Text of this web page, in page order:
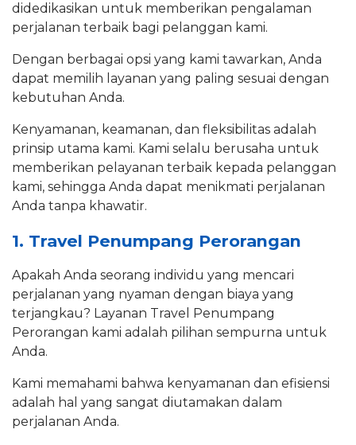
didedikasikan untuk memberikan pengalaman
perjalanan terbaik bagi pelanggan kami.
Dengan berbagai opsi yang kami tawarkan, Anda
dapat memilih layanan yang paling sesuai dengan
kebutuhan Anda.
Kenyamanan, keamanan, dan fleksibilitas adalah
prinsip utama kami. Kami selalu berusaha untuk
memberikan pelayanan terbaik kepada pelanggan
kami, sehingga Anda dapat menikmati perjalanan
Anda tanpa khawatir.
1. Travel Penumpang Perorangan
Apakah Anda seorang individu yang mencari
perjalanan yang nyaman dengan biaya yang
terjangkau? Layanan Travel Penumpang
Perorangan kami adalah pilihan sempurna untuk
Anda.
Kami memahami bahwa kenyamanan dan efisiensi
adalah hal yang sangat diutamakan dalam
perjalanan Anda.